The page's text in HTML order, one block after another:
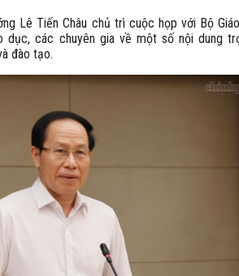
Lê Tiến Châu chủ trì cuộc họp với Bộ
dục, các chuyên gia về một số nội dung
đào tạo.